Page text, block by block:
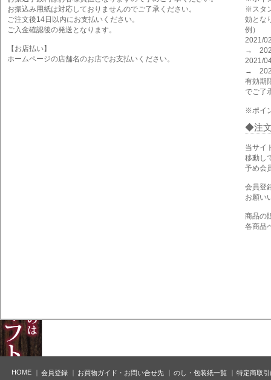
お振込み用紙は対応しておりませんのでご了承ください。
ご注文後14日以内にお支払いください。
ご入金確認後の発送となります。
【お店払い】
ホームページの店舗名のお店でお支払いください。
※スタ
効とな
例）
2021/
→
2021/
→
有効期
でご了
※ポイ
注
当サイ
移動し
予め会
会員登
お願い
商品の
各商品
HOME 会員登録 お買物ガイド・お問い合せ先 のし・包装紙一覧 特定商取